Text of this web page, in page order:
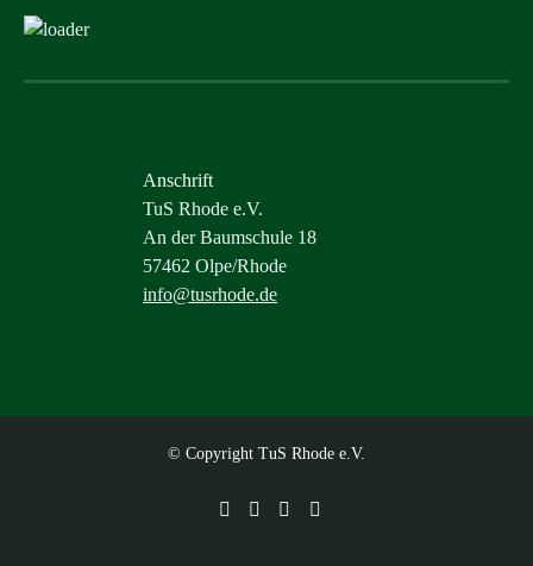
Anschrift
TuS Rhode e.V.
An der Baumschule 18
57462 Olpe/Rhode
info@tusrhode.de
© Copyright TuS Rhode e.V.